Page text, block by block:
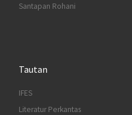
Santapan Rohani
Tautan
IFES
Literatur Perkantas